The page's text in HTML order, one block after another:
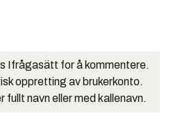
Ifrågasätt for å kommentere.
oppretting av brukerkonto.
fullt navn eller med kallenavn.